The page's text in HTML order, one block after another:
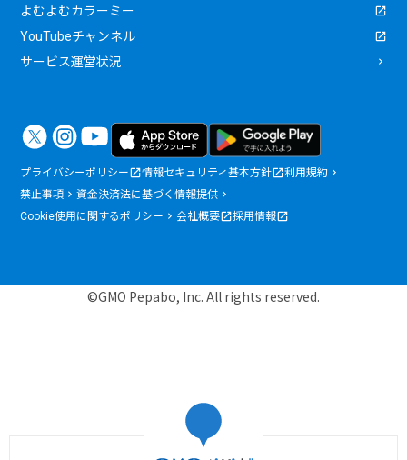
よむよむカラーミー
YouTubeチャンネル
サービス運営状況
プライバシーポリシー 情報セキュリティ基本方針
利用規約
禁止事項
資金決済法に基づく情報提供
Cookie使用に関するポリシー
会社概要 採用情報
©GMO Pepabo, Inc. All rights reserved.